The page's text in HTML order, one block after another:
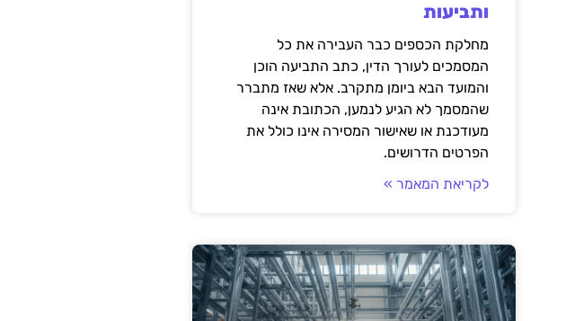
ותביעות
מחלקת הכספים כבר העבירה את כל
המסמכים לעורך הדין, כתב התביעה הוכן
והמועד הבא ביומן מתקרב. אלא שאז מתברר
שהמסמך לא הגיע לנמען, הכתובת אינה
מעודכנת או שאישור המסירה אינו כולל את
הפרטים הדרושים.
לקריאת המאמר »